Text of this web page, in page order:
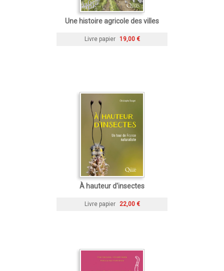
Une histoire agricole des villes
Livre papier 19,00 €
À hauteur d'insectes
Livre papier 22,00 €